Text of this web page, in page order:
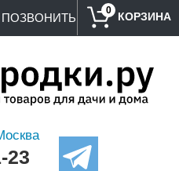
ПОЗВОНИТЬ
23
0